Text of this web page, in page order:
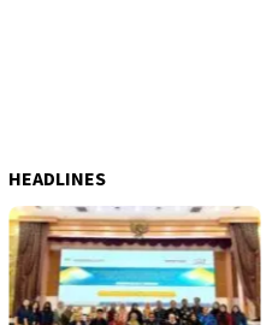
HEADLINES